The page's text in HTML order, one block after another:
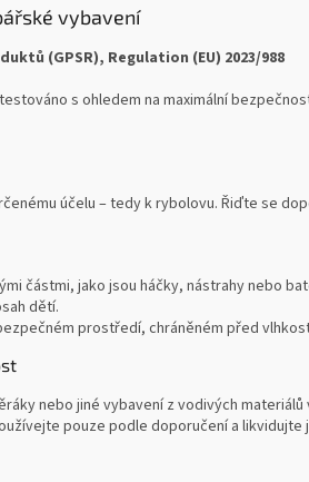
vybavení
(GPSR), Regulation (EU) 2023/988
s ohledem na maximální
účelu – tedy k rybolovu. Řiďte se
částmi, jako jsou háčky, nástrahy nebo
dětí.
prostředí, chráněném před
nebo jiné vybavení z vodivých
pouze podle doporučení a